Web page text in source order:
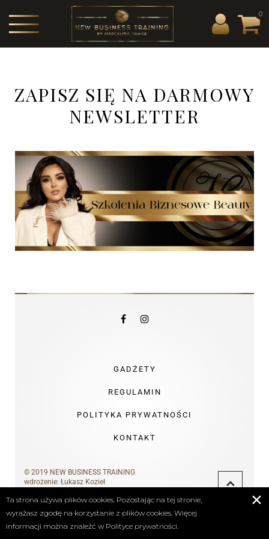
0
ZAPISZ SIĘ NA DARMOWY
NEWSLETTER
GADŻETY
REGULAMIN
POLITYKA PRYWATNOŚCI
KONTAKT
© 2019 NEW BUSINESS TRAINING
wdrożenie: Łukasz Kozieł
Ta strona używa plików cookies. Pozostając na tej stronie,
wyrażasz zgodę na korzystanie z plików cookies. Więcej
informacji można znaleźć w Polityce prywatności.
✕